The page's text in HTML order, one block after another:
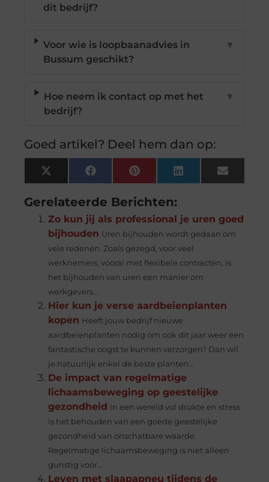
dit bedrijf?
Voor wie is loopbaanadvies in
Bussum geschikt?
▼
Hoe neem ik contact op met het
bedrijf?
▼
Goed artikel? Deel hem dan op:
X
(Twitter)
FacebookPinterestLinkedInEmail
Gerelateerde Berichten:
Zo kun jij als professional je uren goed
bijhouden Uren bijhouden wordt gedaan om
vele redenen. Zoals gezegd, voor veel
werknemers, vooral met flexibele contracten, is
het bijhouden van uren een manier om
werkgevers...
Hier kun je verse aardbeienplanten
kopen Heeft jouw bedrijf nieuwe
aardbeienplanten nodig om ook dit jaar weer een
fantastische oogst te kunnen verzorgen? Dan wil
je natuurlijk enkel de beste planten...
De impact van regelmatige
lichaamsbeweging op geestelijke
gezondheid In een wereld vol drukte en stress
is het behouden van een goede geestelijke
gezondheid van onschatbare waarde.
Regelmatige lichaamsbeweging is niet alleen
gunstig voor...
Leven met slaapapneu tijdens de